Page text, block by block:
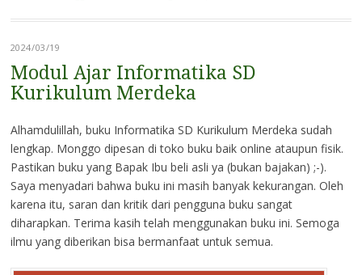
2024/03/19
Modul Ajar Informatika SD
Kurikulum Merdeka
Alhamdulillah, buku Informatika SD Kurikulum Merdeka sudah
lengkap. Monggo dipesan di toko buku baik online ataupun fisik.
Pastikan buku yang Bapak Ibu beli asli ya (bukan bajakan) ;-).
Saya menyadari bahwa buku ini masih banyak kekurangan. Oleh
karena itu, saran dan kritik dari pengguna buku sangat
diharapkan. Terima kasih telah menggunakan buku ini. Semoga
ilmu yang diberikan bisa bermanfaat untuk semua.